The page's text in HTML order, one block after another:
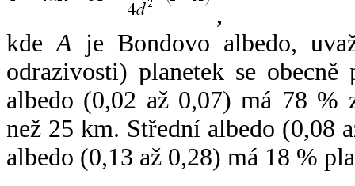
,
kdeA je Bondovo albedo,
odrazivosti) planetek se
albedo (0,02 až 0,07) má 78 %
než 25 km. Střední albedo (0,08
albedo (0,13 až 0,28) má 18 %